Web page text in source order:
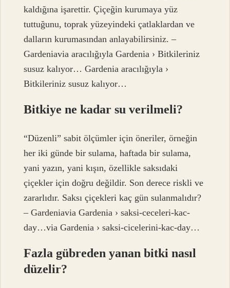
kaldığına işarettir. Çiçeğin kurumaya yüz
tuttuğunu, toprak yüzeyindeki çatlaklardan ve
dalların kurumasından anlayabilirsiniz. –
Gardeniavia aracılığıyla Gardenia › Bitkileriniz
susuz kalıyor… Gardenia aracılığıyla ›
Bitkileriniz susuz kalıyor…
Bitkiye ne kadar su verilmeli?
“Düzenli” sabit ölçümler için öneriler, örneğin
her iki günde bir sulama, haftada bir sulama,
yani yazın, yani kışın, özellikle saksıdaki
çiçekler için doğru değildir. Son derece riskli ve
zararlıdır. Saksı çiçekleri kaç gün sulanmalıdır?
– Gardeniavia Gardenia › saksi-ceceleri-kac-
day…via Gardenia › saksi-cicelerini-kac-day…
Fazla gübreden yanan bitki nasıl
düzelir?